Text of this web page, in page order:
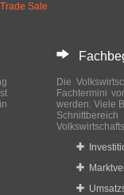
Trade Sale
Die
Fachtermini
werden. Viele